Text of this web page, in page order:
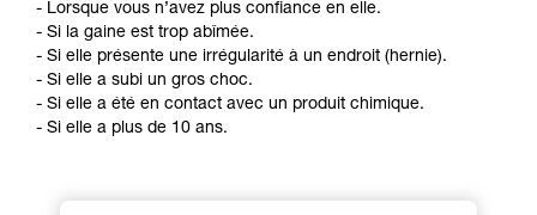
consulter. Vous devez avoir compris les
informations de la notice technique pour
pouvoir comprendre ce complément
d’informations.
Maîtriser ces techniques nécessite une
formation et un entraînement spécifique. Validez
- Lorsque vous n’avez plus confiance en elle.
- Si la gaine est trop abîmée.
- Si elle présente une irrégularité à un endroit (hernie).
- Si elle a subi un gros choc.
- Si elle a été en contact avec un produit chimique.
- Si elle a plus de 10 ans.